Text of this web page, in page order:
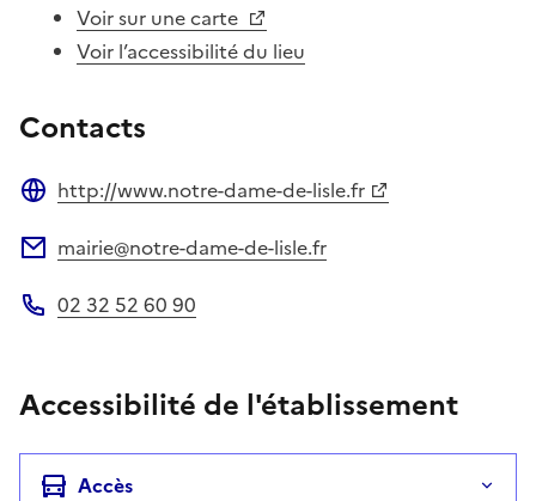
Voir sur une carte
Voir l’accessibilité du lieu
Contacts
http://www.notre-dame-de-lisle.fr
mairie@notre-dame-de-lisle.fr
02 32 52 60 90
Accessibilité de l'établissement
Accès